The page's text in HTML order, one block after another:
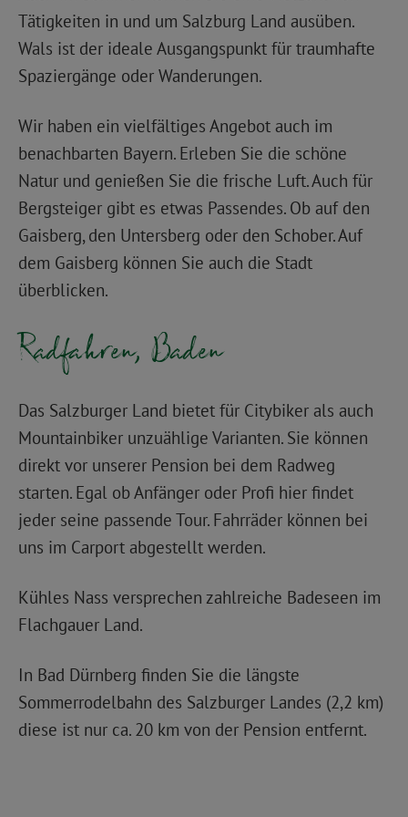
Tätigkeiten in und um Salzburg Land ausüben.
Wals ist der ideale Ausgangspunkt für traumhafte
Spaziergänge oder Wanderungen.
Wir haben ein vielfältiges Angebot auch im
benachbarten Bayern. Erleben Sie die schöne
Natur und genießen Sie die frische Luft. Auch für
Bergsteiger gibt es etwas Passendes. Ob auf den
Gaisberg, den Untersberg oder den Schober. Auf
dem Gaisberg können Sie auch die Stadt
überblicken.
Radfahren, Baden
Das Salzburger Land bietet für Citybiker als auch
Mountainbiker unzuählige Varianten. Sie können
direkt vor unserer Pension bei dem Radweg
starten. Egal ob Anfänger oder Profi hier findet
jeder seine passende Tour. Fahrräder können bei
uns im Carport abgestellt werden.
Kühles Nass versprechen zahlreiche Badeseen im
Flachgauer Land.
In Bad Dürnberg finden Sie die längste
Sommerrodelbahn des Salzburger Landes (2,2 km)
diese ist nur ca. 20 km von der Pension entfernt.